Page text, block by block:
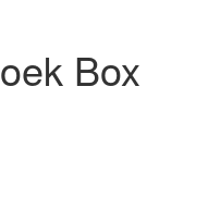
Box